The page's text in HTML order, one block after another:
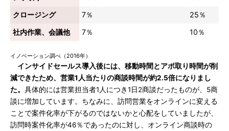
クロージング
7％
25％
社内作業、会議他
7％ 10％
イノベーション調べ（2016年）
インサイドセールス導入後には、移動時間とアポ取り時間が削
減できたため、営業1人当たりの商談時間が約2.5倍になりまし
た。 具体的には営業担当者1人につき1日2商談だったものが、5商
談に増加しています。ちなみに、訪問営業をオンラインに変える
ことで案件化率が下がるのではないかと心配をしていましたが、
訪問時案件化率が46％であったのに対し、オンライン商談時の